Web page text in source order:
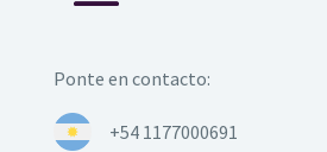
Ponte en contacto:
+54 1177000691